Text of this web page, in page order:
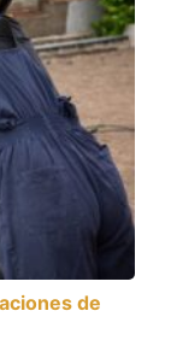
de